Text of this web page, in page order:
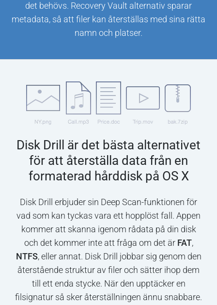
det behövs. Recovery Vault alternativ sparar
metadata, så att filer kan återställas med sina rätta
namn och platser.
Disk Drill är det bästa alternativet
för att återställa data från en
formaterad hårddisk på OS X
Disk Drill erbjuder sin Deep Scan-funktionen för
vad som kan tyckas vara ett hopplöst fall. Appen
kommer att skanna igenom rådata på din disk
och det kommer inte att fråga om det är FAT,
NTFS, eller annat. Disk Drill jobbar sig genom den
återstående struktur av filer och sätter ihop dem
till ett enda stycke. När den upptäcker en
filsignatur så sker återställningen ännu snabbare.